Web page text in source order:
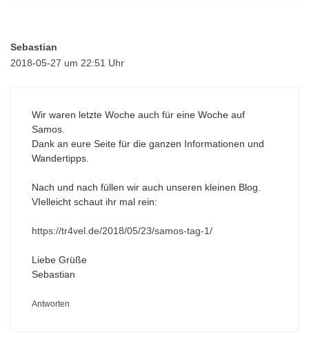
Sebastian
2018-05-27 um 22:51 Uhr
Wir waren letzte Woche auch für eine Woche auf
Samos.
Dank an eure Seite für die ganzen Informationen und
Wandertipps.
Nach und nach füllen wir auch unseren kleinen Blog.
VIelleicht schaut ihr mal rein:
https://tr4vel.de/2018/05/23/samos-tag-1/
Liebe Grüße
Sebastian
Antworten